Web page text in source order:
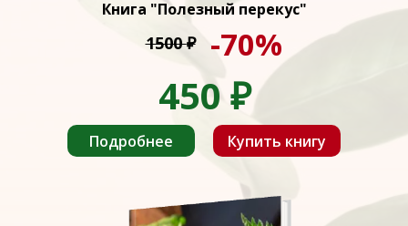
Подробнее
450₽
Купить книгу
Книга "Полезный перекус"
1500₽ -70%